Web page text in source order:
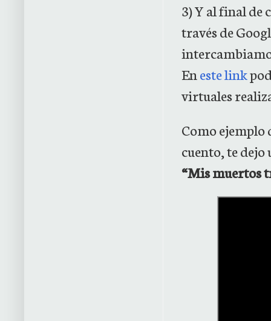
3) Y al final de
través de
Eneste link
virtuales
Como ejemplo
cuento, te dejo
“Mis muertos